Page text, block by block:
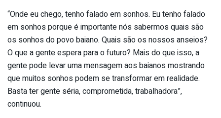
“Onde eu chego, tenho falado em sonhos. Eu tenho falado
em sonhos porque é importante nós sabermos quais são
os sonhos do povo baiano. Quais são os nossos anseios?
O que a gente espera para o futuro? Mais do que isso, a
gente pode levar uma mensagem aos baianos mostrando
que muitos sonhos podem se transformar em realidade.
Basta ter gente séria, comprometida, trabalhadora”,
continuou.